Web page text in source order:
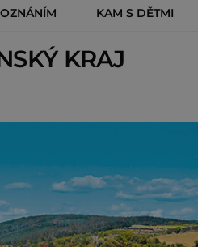
KAM S DĚTMI
KRAJ